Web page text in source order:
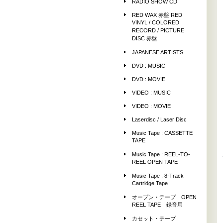
RADIO SHOW CD
RED WAX 赤盤 RED
VINYL / COLORED
RECORD / PICTURE
DISC 赤盤
JAPANESE ARTISTS
DVD : MUSIC
DVD : MOVIE
VIDEO : MUSIC
VIDEO : MOVIE
Laserdisc / Laser Disc
Music Tape : CASSETTE
TAPE
Music Tape : REEL-TO-
REEL OPEN TAPE
Music Tape : 8-Track
Cartridge Tape
オープン・テープ OPEN
REEL TAPE 録音用
カセット・テープ